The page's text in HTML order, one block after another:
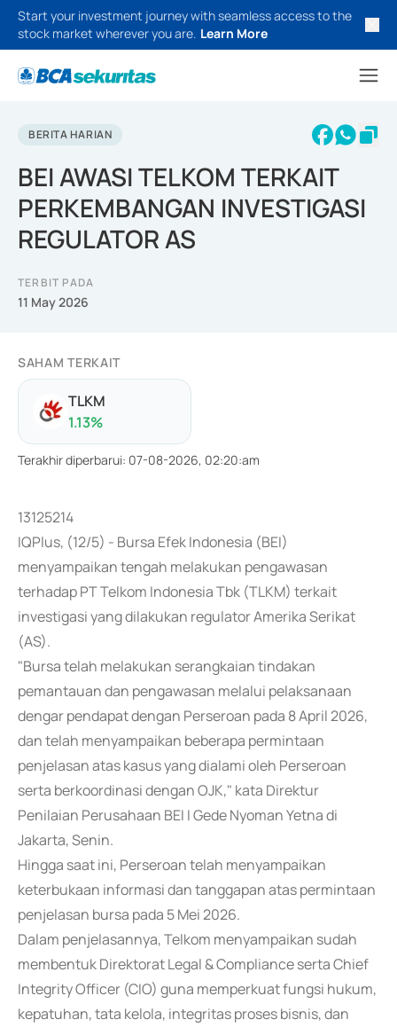
Start your investment journey with seamless access to the
stock market wherever you are. Learn More
BERITA HARIAN
BEI AWASI TELKOM TERKAIT
PERKEMBANGAN INVESTIGASI
REGULATOR AS
TERBIT PADA
11 May 2026
SAHAM TERKAIT
TLKM
1.13%
Terakhir diperbarui: 07-08-2026, 02:20:am
13125214
IQPlus, (12/5) - Bursa Efek Indonesia (BEI)
menyampaikan tengah melakukan pengawasan
terhadap PT Telkom Indonesia Tbk (TLKM) terkait
investigasi yang dilakukan regulator Amerika Serikat
(AS).
"Bursa telah melakukan serangkaian tindakan
pemantauan dan pengawasan melalui pelaksanaan
dengar pendapat dengan Perseroan pada 8 April 2026,
dan telah menyampaikan beberapa permintaan
penjelasan atas kasus yang dialami oleh Perseroan
serta berkoordinasi dengan OJK," kata Direktur
Penilaian Perusahaan BEI I Gede Nyoman Yetna di
Jakarta, Senin.
Hingga saat ini, Perseroan telah menyampaikan
keterbukaan informasi dan tanggapan atas permintaan
penjelasan bursa pada 5 Mei 2026.
Dalam penjelasannya, Telkom menyampaikan sudah
membentuk Direktorat Legal & Compliance serta Chief
Integrity Officer (CIO) guna memperkuat fungsi hukum,
kepatuhan, tata kelola, integritas proses bisnis, dan